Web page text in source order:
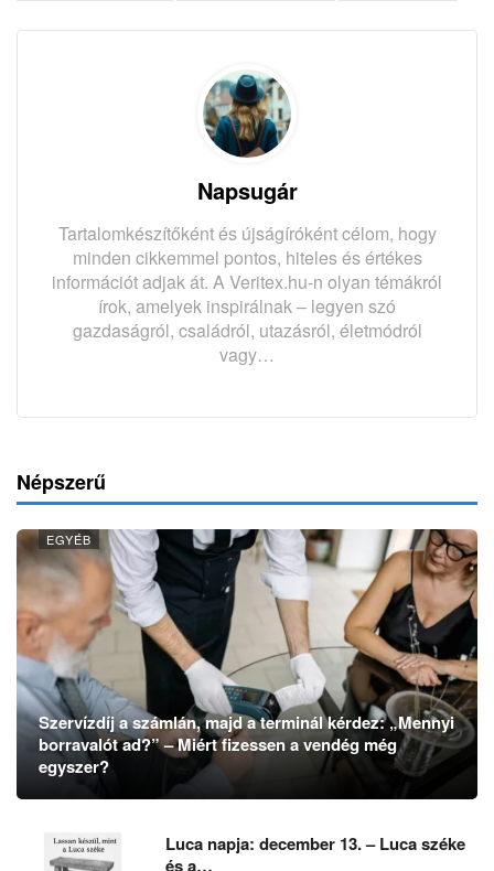
Napsugár
Tartalomkészítőként és újságíróként célom, hogy
minden cikkemmel pontos, hiteles és értékes
információt adjak át. A Veritex.hu-n olyan témákról
írok, amelyek inspirálnak – legyen szó
gazdaságról, családról, utazásról, életmódról
vagy…
Népszerű
EGYÉB
Szervízdíj a számlán, majd a terminál kérdez: „Mennyi
borravalót ad?” – Miért fizessen a vendég még
egyszer?
Luca napja: december 13. – Luca széke
és a…